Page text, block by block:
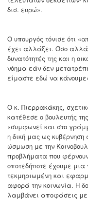
δισ. ευρώ».
Ο υπουργός τόνισε ότι
έχει αλλάξει. Όσο
δυνατότητές της και η
νόημα εάν δεν
είμαστε εδώ να
Ο κ. Πιερρακάκης,
κατέθεσε ο βουλευτής
«συμφωνεί και στο
η δική μας ως
ώσμωση με την
προβλήματα που φέρνουν
οποτεδήποτε έχουμε μια
τεκμηριωμένη και
αφορά την κοινωνία. Η
λαμβάνει αποφάσεις με